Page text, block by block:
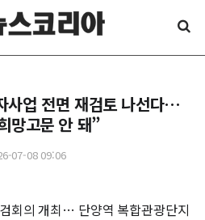
사업 전면 재검토 나선다…
망고문 안 돼”
07-08 09:06
회의 개최… 단양역 복합관광단지